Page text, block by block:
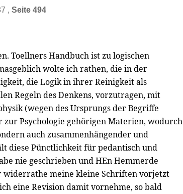
, Seite 494
Toellners Handbuch ist zu logischen
wolte ich rathen, die in der
die Logik in ihrer Reinigkeit als
Regeln des Denkens, vorzutragen, mit
(wegen des Ursprungs der Begriffe
zur Psychologie gehörigen Materien, wodurch
auch zusammenhängender und
diese Pünctlichkeit für pedantisch und
nie geschrieben und HEn Hemmerde
widerrathe meine kleine Schriften vorjetzt
eine Revision damit vornehme, so bald